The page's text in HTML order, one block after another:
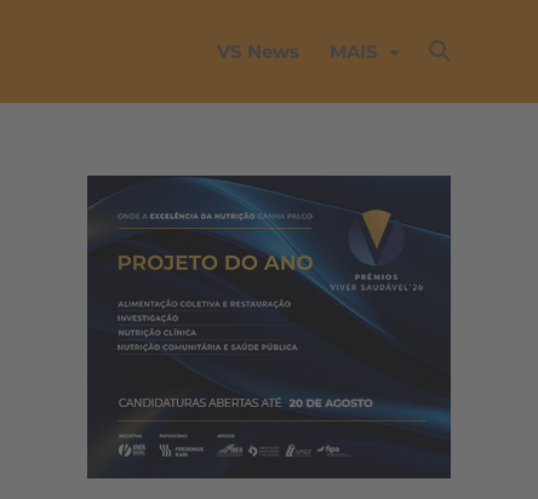
VS News MAIS